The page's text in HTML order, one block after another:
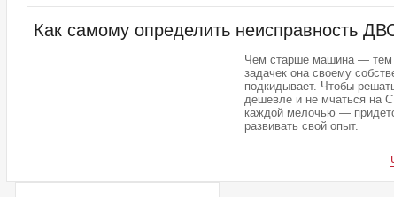
Как самому определить неисправность
Чем старше машина — тем
задачек она своему
подкидывает. Чтобы
дешевле и не мчаться на
каждой мелочью —
развивать свой опыт.